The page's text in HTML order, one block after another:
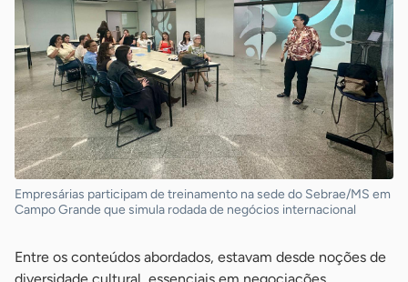
Empresárias participam de treinamento na sede do Sebrae/MS em
Campo Grande que simula rodada de negócios internacional
Entre os conteúdos abordados, estavam desde noções de